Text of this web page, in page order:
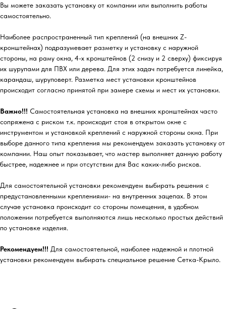
Вы можете заказать установку от компании или выполнить работы
самостоятельно.
Наиболее распространенный тип креплений (на внешних Z-
кронштейнах) подразумевает разметку и установку с наружной
стороны, на раму окна, 4-х кронштейнов (2 снизу и 2 сверху) фиксируя
их шурупами для ПВХ или дерева. Для этих задач потребуется линейка,
карандаш, шуруповерт. Разметка мест установки кронштейнов
происходит согласно принятой при замере схемы и мест их установки.
Важно!!! Самостоятельная установка на внешних кронштейнах часто
сопряжена с риском т.к. происходит стоя в открытом окне с
инструментом и установкой креплений с наружной стороны окна. При
выборе данного типа крепления мы рекомендуем заказать установку от
компании. Наш опыт показывает, что мастер выполняет данную работу
быстрее, надежнее и при отсутствии для Вас каких-либо рисков.
Для самостоятельной установки рекомендуем выбирать решения с
предустановленными креплениями- на внутренних зацепах. В этом
случае установка происходит со стороны помещения, в удобном
положении потребуется выполняются лишь несколько простых действий
по установке изделия.
Рекомендуем!!! Для самостоятельной, наиболее надежной и плотной
установки рекомендуем выбирать специальное решение Сетка-Крыло.